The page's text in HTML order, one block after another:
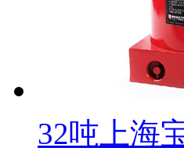
32吨上海